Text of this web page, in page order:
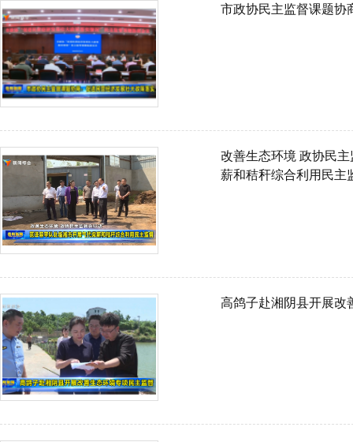
市政协民主监督课题协
改善生态环境 政协民主监督在行动 范泽容
薪和秸秆综合利用民主
高鸽子赴湘阴县开展改